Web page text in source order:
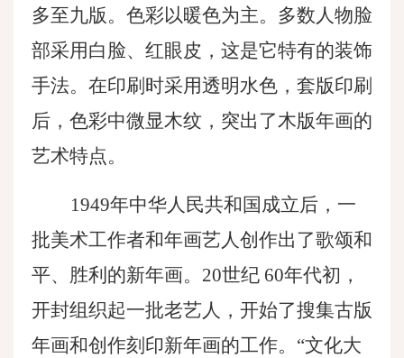
多至九版。色彩以暖色为主。多数人物脸
部采用白脸、红眼皮，这是它特有的装饰
手法。在印刷时采用透明水色，套版印刷
后，色彩中微显木纹，突出了木版年画的
艺术特点。
1949年中华人民共和国成立后，一
批美术工作者和年画艺人创作出了歌颂和
平、胜利的新年画。20世纪 60年代初，
开封组织起一批老艺人，开始了搜集古版
年画和创作刻印新年画的工作。“文化大